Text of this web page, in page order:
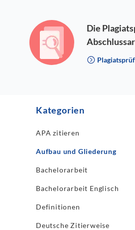
Die
Kategorien
APA zitieren
Aufbau und Gliederung
Bachelorarbeit
Bachelorarbeit Englisch
Definitionen
Deutsche Zitierweise